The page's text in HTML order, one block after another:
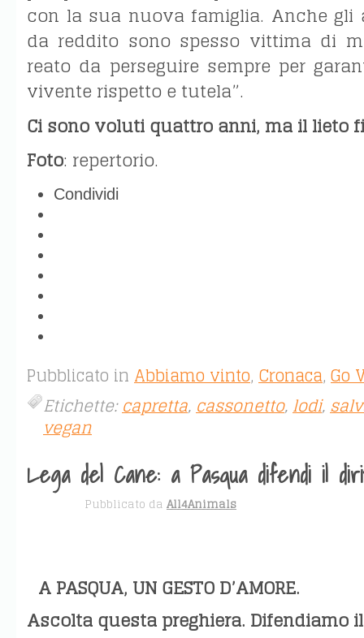
con la sua nuova famiglia. Anche
da reddito sono spesso vittima di
reato da perseguire sempre per
vivente rispetto e tutela”.
Ci sono voluti quattro anni, ma il lieto
Foto: repertorio.
Condividi
Pubblicato in Abbiamo vinto, Cronaca, Go
Etichette:capretta,cassonetto,lodi,
vegan
Lega del Cane: a Pasqua difendi il
Pubblicato da All4Animals
A PASQUA, UN GESTO D’AMORE.
Ascolta questa preghiera. Difendiamo